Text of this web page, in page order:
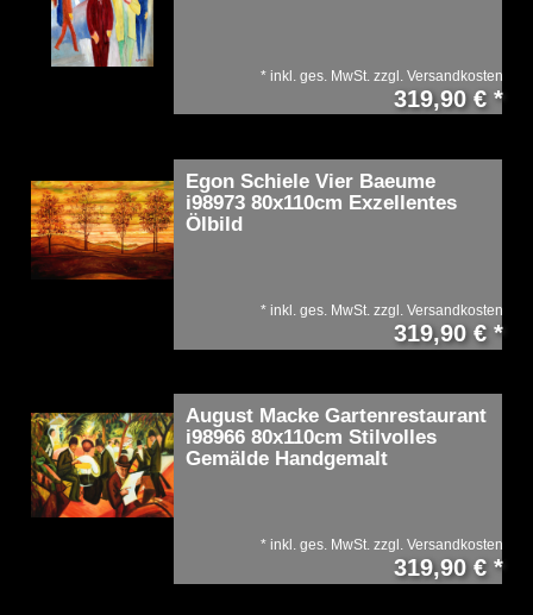
319,90 € *
* inkl. ges. MwSt. zzgl. Versandkosten
Egon Schiele Vier Baeume
i98973 80x110cm Exzellentes
Ölbild
319,90 € *
* inkl. ges. MwSt. zzgl. Versandkosten
August Macke Gartenrestaurant
i98966 80x110cm Stilvolles
Gemälde Handgemalt
319,90 € *
* inkl. ges. MwSt. zzgl. Versandkosten